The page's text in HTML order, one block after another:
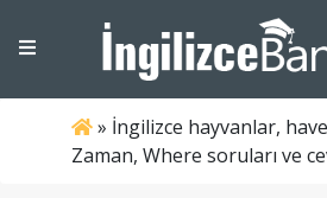
» İngilizce hayvanlar,
Zaman, Where soruları ve